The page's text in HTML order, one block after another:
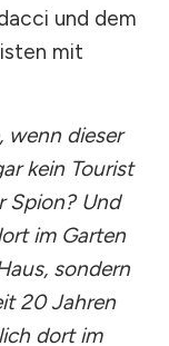
und dem
mit
wenn dieser
kein Tourist
Spion? Und
im Garten
sondern
20 Jahren
dort im